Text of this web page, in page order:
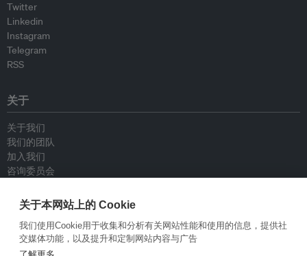
Twitter
Linkedin
Instagram
Telegram
RSS
关于
关于我们
我们的团队
加入我们
咨询委员会
联系我们
政策
关于本网站上的 Cookie
我们使用Cookie用于收集和分析有关网站性能和使用的信息，提供社
交媒体功能，以及提升和定制网站内容与广告